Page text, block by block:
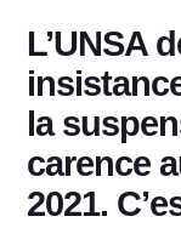
L’UNSA
la
carence
2021.